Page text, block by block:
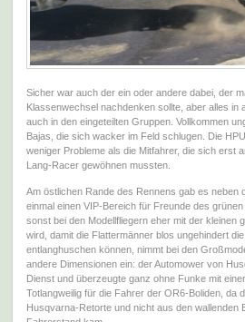
Sicher war auch der ein oder andere dabei, der
Klassenwechsel nachdenken sollte, aber alles in
auch in den eingeteilten Gruppen. Vollkommen
Bajas, die sich wacker im Feld schlugen. Die
weniger Probleme als die Mitfahrer, die sich erst
Lang-Racer gewöhnen mussten.
Am östlichen Rande des Rennens gab es neben
einmal einen VIP-Bereich für Freunde des
sonst bei den Modellfliegern eher mit der kleinen
wird, damit die Flattermänner blos ungehindert
entlanghuschen können, nimmt bei den
andere Dimensionen ein: der Automower von
Dienst und überzeugte ganz ohne Funke mit
Totlangweilig für die Fahrer der OR6-Boliden, da
Husqvarna-Retorte und nicht aus den wallenden